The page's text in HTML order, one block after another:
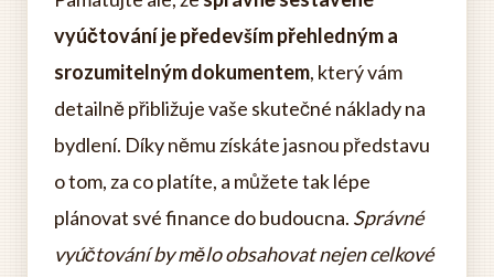
vyúčtování je především přehledným a
srozumitelným dokumentem, který vám
detailně přibližuje vaše skutečné náklady na
bydlení. Díky němu získáte jasnou představu
o tom, za co platíte, a můžete tak lépe
plánovat své finance do budoucna. Správné
vyúčtování by mělo obsahovat nejen celkové